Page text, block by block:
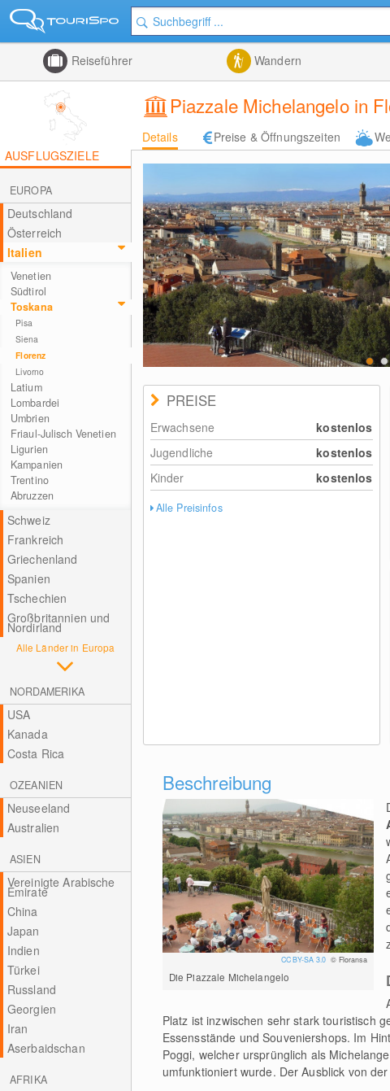
Reiseführer Wandern
Piazzale Michelangelo in
Details Preise & Öffnungszeiten
AUSFLUGSZIELE
EUROPA
Deutschland
Österreich
Italien
Venetien
Südtirol
Toskana
Pisa
Siena
Florenz
Livorno
Latium
Lombardei
Umbrien
Friaul-Julisch Venetien
Ligurien
Kampanien
Trentino
Abruzzen
Schweiz
Frankreich
Griechenland
Spanien
Tschechien
Großbritannien und
Nordirland
Alle Länder in Europa
NORDAMERIKA
USA
Kanada
Costa Rica
OZEANIEN
Neuseeland
Australien
ASIEN
Vereinigte Arabische
Emirate
China
Japan
Indien
Türkei
Russland
Georgien
Iran
Aserbaidschan
AFRIKA
CC BY 3.0
PREISE
Erwachsene
kostenlos
Jugendliche
kostenlos
Kinder
kostenlos
Alle Preisinfos
Beschreibung
CC BY-SA 3.0 © Floransa
Die Piazzale Michelangelo
Platz ist inzwischen sehr stark touristisch
Essensstände und Souveniershops. Im
Poggi, welcher ursprünglich als
umfunktioniert wurde. Der Ausblick von